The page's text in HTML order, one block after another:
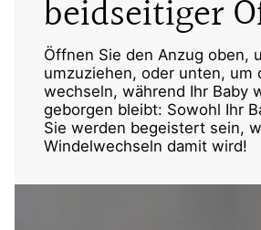
beidseitiger
Öffnen Sie den Anzug oben,
umzuziehen, oder unten, um
wechseln, während Ihr Baby
geborgen bleibt: Sowohl Ihr
Sie werden begeistert sein,
Windelwechseln damit wird!